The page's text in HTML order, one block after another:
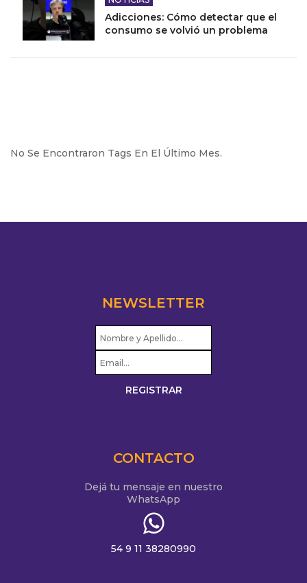
Adicciones: Cómo detectar que el
consumo se volvió un problema
No Se Encontraron Tags En El Último Mes.
NEWSLETTER
CONTACTO
Dejá tu mensaje en nuestro
WhatsApp
54 9 11 38280990